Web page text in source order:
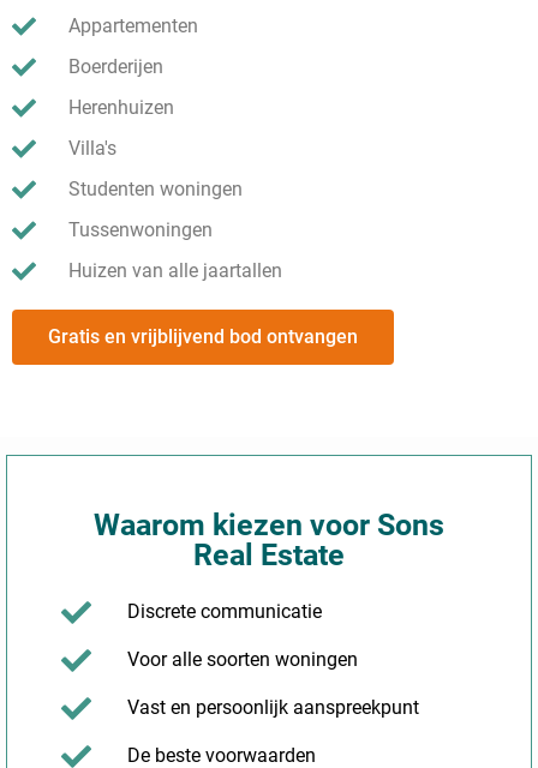
Appartementen
Boerderijen
Herenhuizen
Villa's
Studenten woningen
Tussenwoningen
Huizen van alle jaartallen
Gratis en vrijblijvend bod ontvangen
Waarom kiezen voor Sons
Real Estate
Discrete communicatie
Voor alle soorten woningen
Vast en persoonlijk aanspreekpunt
De beste voorwaarden